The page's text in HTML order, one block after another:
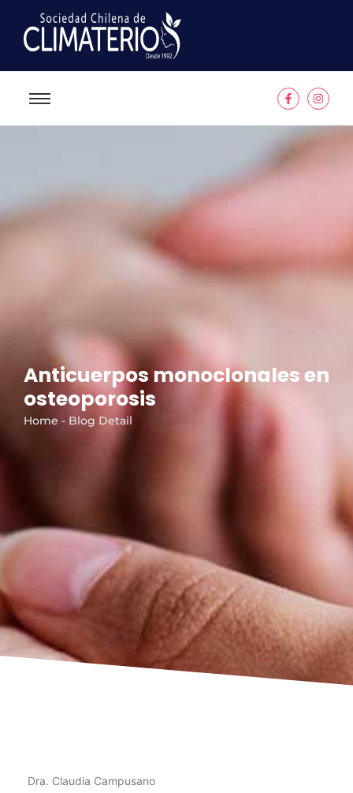
Anticuerpos monoclonales en
osteoporosis
Home - Blog Detail
Dra. Claudia Campusano